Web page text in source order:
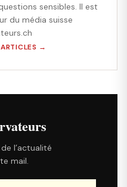
sensibles. Il est
du média suisse
→
l’actualité
mail.